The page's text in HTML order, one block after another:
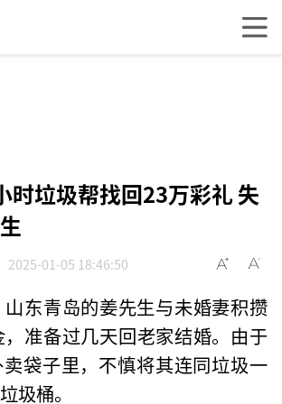
时垃圾帮找回23万彩礼 失
2025-01-05 18:46:50
东青岛的姜先生与未婚妻积攒
准备过几天回老家结婚。由于
袋子里，不慎将其连同垃圾一
圾桶。